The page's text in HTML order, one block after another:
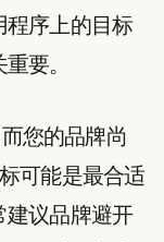
程序上的目标
要。
您的品牌尚
可能是最合适
建议品牌避开